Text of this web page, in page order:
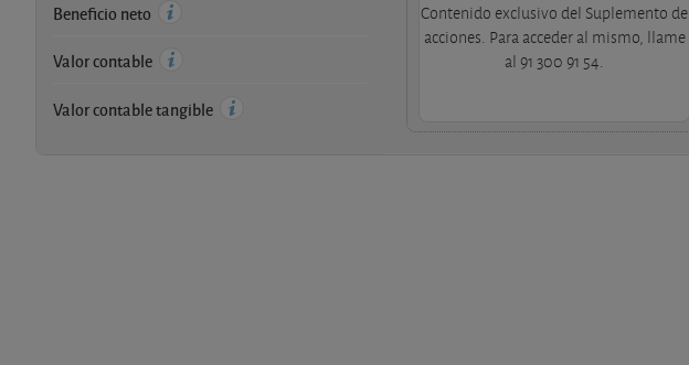
Contenido exclusivo del Suplemento de
acciones. Para acceder al mismo, llame
al 91 300 91 54.
Beneficio neto
Valor contable
Valor contable tangible